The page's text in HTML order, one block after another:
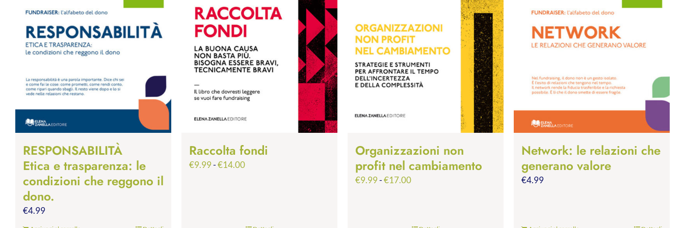
RESPONSABILITÀ
Etica e trasparenza: le
condizioni che reggono il
dono.
€4.99
Raccolta fondi
€9.99-€14.00Fascia
Organizzazioni non
profit nel cambiamento
€9.99-€17.00Fascia
Network: le relazioni che
generano valore
€4.99